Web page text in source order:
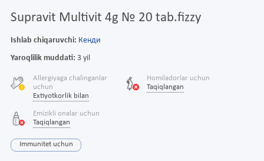
Supravit Multivit 4g № 20 tab.fizzy
Ishlab chiqaruvchi: Кенди
Yaroqlilik muddati: 3 yil
Allergiyaga chalinganlar
uchun
Extiyotkorlik bilan
Homiladorlar uchun
Taqiqlangan
Emizikli onalar uchun
Taqiqlangan
Immunitet uchun